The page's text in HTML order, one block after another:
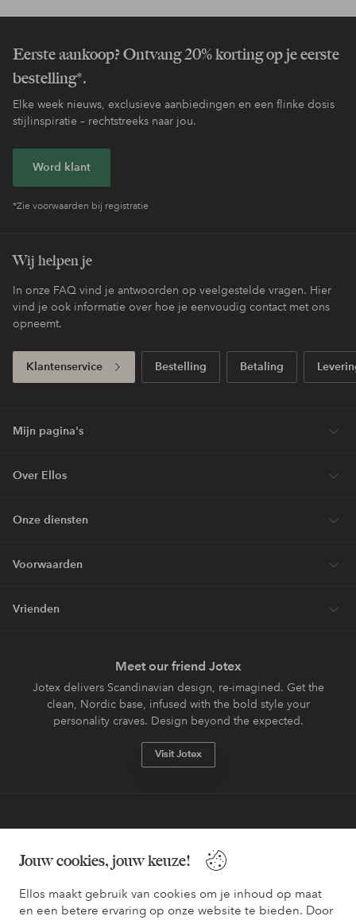
Jouw cookies, jouw keuze!
Ellos maakt gebruik van cookies om je inhoud op maat
en een betere ervaring op onze website te bieden. Door
Eerste aankoop? Ontvang 20% korting op je eerste
bestelling*.
Elke week nieuws, exclusieve aanbiedingen en een flinke dosis
stijlinspiratie – rechtstreeks naar jou.
Word klant
*Zie voorwaarden bij registratie
Wij helpen je
In onze FAQ vind je antwoorden op veelgestelde vragen. Hier
vind je ook informatie over hoe je eenvoudig contact met ons
opneemt.
Klantenservice Bestelling Betaling
Mijn pagina's
Over Ellos
Onze diensten
Voorwaarden
Vrienden
Meet our friend Jotex
Jotex delivers Scandinavian design, re-imagined. Get the
clean, Nordic base, infused with the bold style your
personality craves. Design beyond the expected.
Visit Jotex
Wil je meer weten over
onze betaalopties